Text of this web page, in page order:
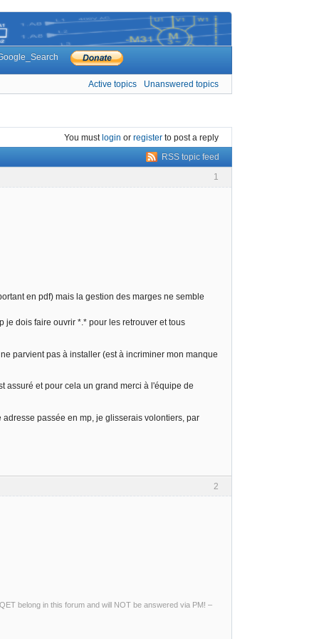
Active topics Unanswered topics
You mustlogin or register to post a reply
RSS topic feed
1
en pdf) mais la gestion des marges ne semble
dois faire ouvrir *.* pour les retrouver et tous
parvient pas à installer (est à incriminer mon manque
assuré et pour cela un grand merci à l'équipe de
passée en mp, je glisserais volontiers, par
2
belong in this forum and will NOT be answered via PM! –